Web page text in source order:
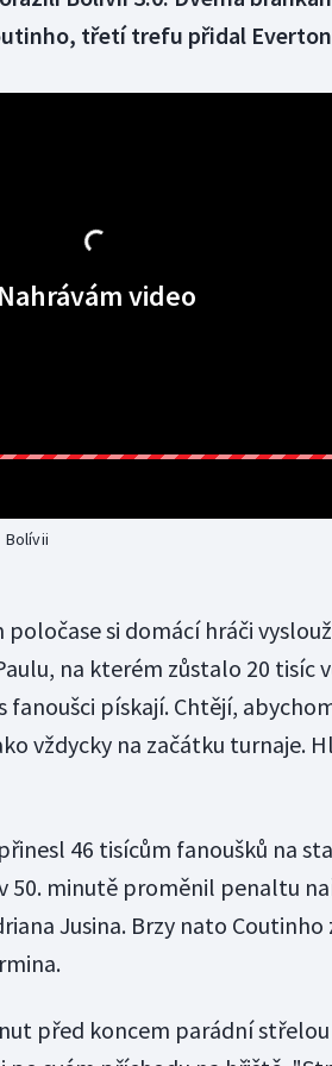
třetí trefu přidal
video
Bolívii
si domácí hráči
na kterém zůstalo 20 tisíc
fanoušci pískají. Chtějí,
vždycky na začátku turnaje.
46 tisícům fanoušků na
50. minutě proměnil penaltu
Jusina. Brzy nato Coutinho
před koncem parádní